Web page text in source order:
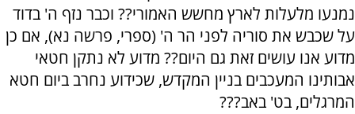
נמנעו מלעלות לארץ מחשש האמורי?? וכבר נזף ה' בדוד
על שכבש את סוריה לפני הר ה' (ספרי, פרשה נא), אם כן
מדוע אנו עושים זאת גם היום?? מדוע לא נתקן חטאי
אבותינו המעכבים בניין המקדש, שכידוע נחרב ביום חטא
המרגלים, בט' באב???